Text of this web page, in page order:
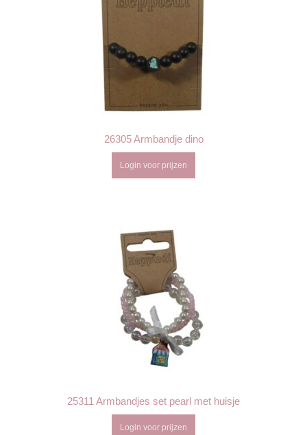
26305 Armbandje dino
Login voor prijzen
25311 Armbandjes set pearl met huisje
Login voor prijzen